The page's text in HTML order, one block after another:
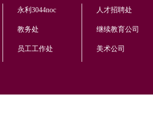
永利3044noc
教务处
员工工作处
人才招聘处
继续教育公司
美术公司